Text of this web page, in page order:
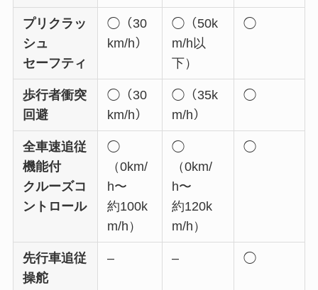
プリクラッ
シュ
セーフティ
◯（30
km/h）
◯（50k
m/h以
下）
◯
歩行者衝突
回避
◯（30
km/h）
◯（35k
m/h）
◯
全車速追従
機能付
クルーズコ
ントロール
◯
（0km/
h〜
約100k
m/h）
◯
（0km/
h〜
約120k
m/h）
◯
先行車追従
操舵
– – ◯